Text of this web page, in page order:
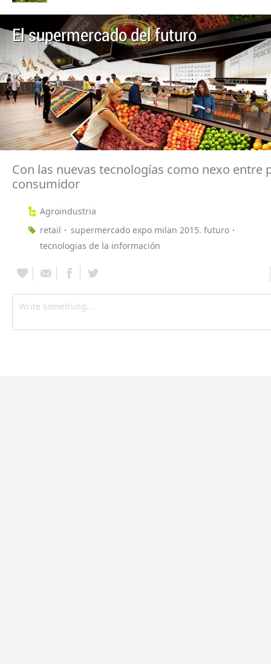
El supermercado del futuro
Con las nuevas tecnologías como nexo entre
consumidor
Agroindustria
retail
supermercado expo milan 2015. futuro
tecnologias de la información